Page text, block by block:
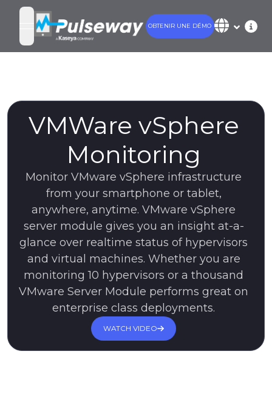
open navigation menu
OBTENIR UNE DÉMO
VMWare vSphere
Monitoring
Monitor VMware vSphere infrastructure
from your smartphone or tablet,
anywhere, anytime. VMware vSphere
server module gives you an insight at-a-
glance over realtime status of hypervisors
and virtual machines. Whether you are
monitoring 10 hypervisors or a thousand
VMware Server Module performs great on
enterprise class deployments.
WATCH VIDEO